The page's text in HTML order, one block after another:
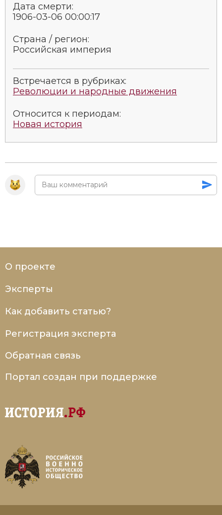
Дата смерти:
1906-03-06 00:00:17
Страна / регион:
Российская империя
Встречается в рубриках:
Революции и народные движения
Относится к периодам:
Новая история
О проекте
Эксперты
Как добавить статью?
Регистрация эксперта
Обратная связь
Портал создан при поддержке